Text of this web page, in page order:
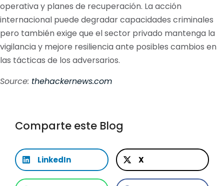
operativa y planes de recuperación. La acción
internacional puede degradar capacidades criminales
pero también exige que el sector privado mantenga la
vigilancia y mejore resiliencia ante posibles cambios en
las tácticas de los adversarios.
Source: thehackernews.com
Comparte este Blog
LinkedIn X